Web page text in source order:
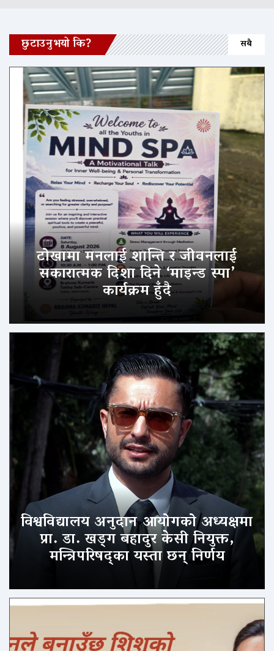
छुटाउनुभयो कि? सबै
टोखामा मनलाई शान्ति र जीवनलाई
सकारात्मक दिशा दिने ‘माइन्ड स्पा’
कार्यक्रम हुँदै
विश्वविद्यालय अनुदान आयोगको अध्यक्षमा
प्रा. डा. खड्ग बहादुर केसी नियुक्त,
मन्त्रिपरिषद्का यस्ता छन् निर्णय